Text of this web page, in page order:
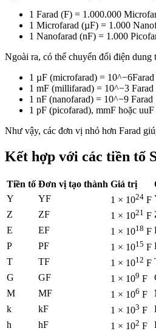
1 Farad (F) = 1.000.000
1 Microfarad (µF) = 1.000
1 Nanofarad (nF) = 1.000
Ngoài ra, có thể chuyển đổi điện dung
1 µF (microfarad) = 10^−6Farad
1 mF (millifarad) = 10^−3 Farad
1 nF (nanofarad) = 10^−9 Farad
1 pF (picofarad), mmF hoặc
Như vậy, các đơn vị nhỏ hơn Farad
Kết hợp với các tiền tố
Tiền tố Đơn vị tạo thành Giá trị
Y
YF 1 × 1024 F
Z
ZF 1 × 1021 F
E
EF 1 × 1018 F
P
PF 1 × 1015 F
T
TF 1 × 1012 F
G
GF 1 × 109 F
M
MF 1 × 106 F
k
kF 1 × 103 F
h
hF 1 × 102 F